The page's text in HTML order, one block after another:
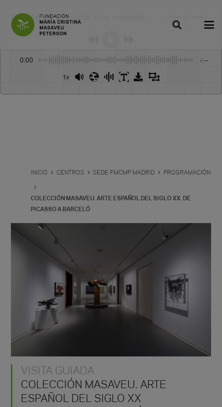
Dale play para escuchar este contenido
0:00 -:--
1x
INICIO CENTROS SEDE FMCMP MADRID PROGRAMACIÓN
COLECCIÓN MASAVEU. ARTE ESPAÑOL DEL SIGLO XX. DE
PICASSO A BARCELÓ
VISITA GUIADA
COLECCIÓN MASAVEU. ARTE
ESPAÑOL DEL SIGLO XX